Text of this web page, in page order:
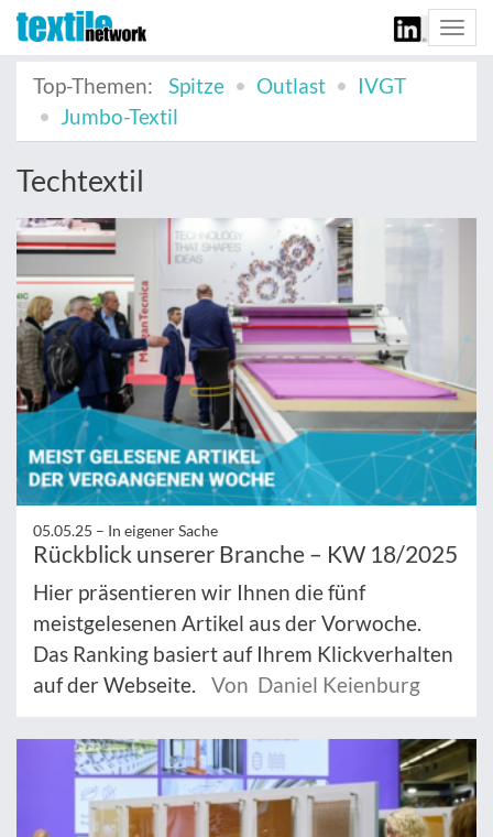
Top-Themen:
Spitze Outlast
IVGT
Jumbo-Textil
Techtextil
05.05.25 – In eigener Sache
Rückblick unserer Branche – KW 18/2025
Hier präsentieren wir Ihnen die fünf
meistgelesenen Artikel aus der Vorwoche.
Das Ranking basiert auf Ihrem Klickverhalten
auf der Webseite.
Von Daniel Keienburg